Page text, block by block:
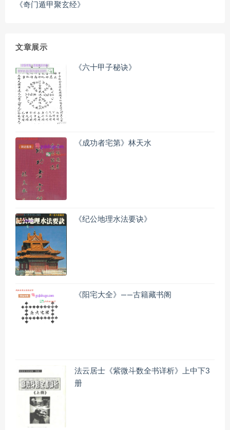
《奇门遁甲聚玄经》
文章展示
《六十甲子秘诀》
《成功者宅第》林天水
《纪公地理水法要诀》
《阳宅大全》——古籍藏书阁
法云居士《紫微斗数全书详析》上中下3
册